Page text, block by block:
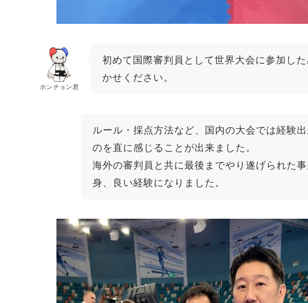
ホンチョン君
初めて国際審判員として世界大会に参加し
かせください。
ルール・採点方法など、国内の大会では経験
のを直に感じることが出来ました。
海外の審判員と共に最後までやり遂げられた
身、良い経験になりました。